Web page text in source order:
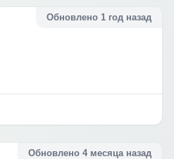
Обновлено 1 год назад
Обновлено 4 месяца назад